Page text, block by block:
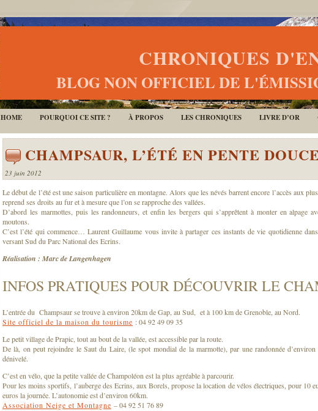
CHRONIQUES
BLOG NON OFFICIEL DE
HOME POURQUOI CE SITE ? À PROPOS LES CHRONIQUES LIVRE D’OR
CHAMPSAUR, L’ÉTÉ EN PENTE
23 juin 2012
Le début de l’été est une saison particulière en montagne. Alors que les névés barrent encore l’accès aux
reprend ses droits au fur et à mesure que l’on se rapproche des vallées.
D’abord les marmottes, puis les randonneurs, et enfin les bergers qui s’apprêtent à monter en alpage
moutons.
C’est l’été qui commence… Laurent Guillaume vous invite à partager ces instants de vie quotidienne
versant Sud du Parc National des Ecrins.
Réalisation : Marc de Langenhagen
INFOS PRATIQUES POUR DÉCOUVRIR LE
L’entrée du Champsaur se trouve à environ 20km de Gap, au Sud, et à 100 km de Grenoble, au Nord.
Site officiel de la maison du tourisme : 04 92 49 09 35
Le petit village de Prapic, tout au bout de la vallée, est accessible par la route.
De là, on peut rejoindre le Saut du Laire, (le spot mondial de la marmotte), par une randonnée
dénivelé.
C’est en vélo, que la petite vallée de Champoléon est la plus agréable à parcourir.
Pour les moins sportifs, l’auberge des Ecrins, aux Borels, propose la location de vélos électriques, pour 10
euros la journée. L’autonomie est d’environ 60km.
Association Neige et Montagne – 04 92 51 76 89